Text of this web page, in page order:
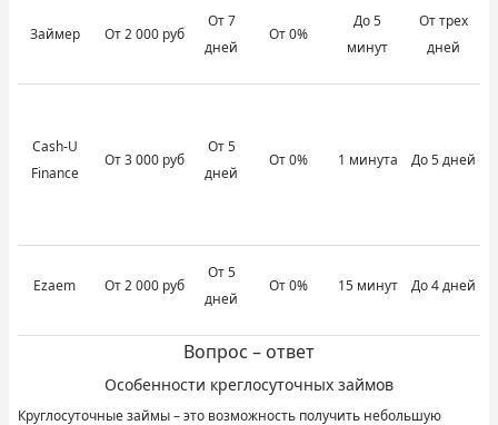
Займер От 2 000 руб
От 7
дней
От 0%
До 5
минут
От трех
дней
Cash-U
Finance
От 3 000 руб
От 5
дней
От 0% 1 минута До 5 дней
Ezaem От 2 000 руб
От 5
дней
От 0% 15 минут До 4 дней
Вопрос – ответ
Особенности креглосуточных займов
Круглосуточные займы – это возможность получить небольшую